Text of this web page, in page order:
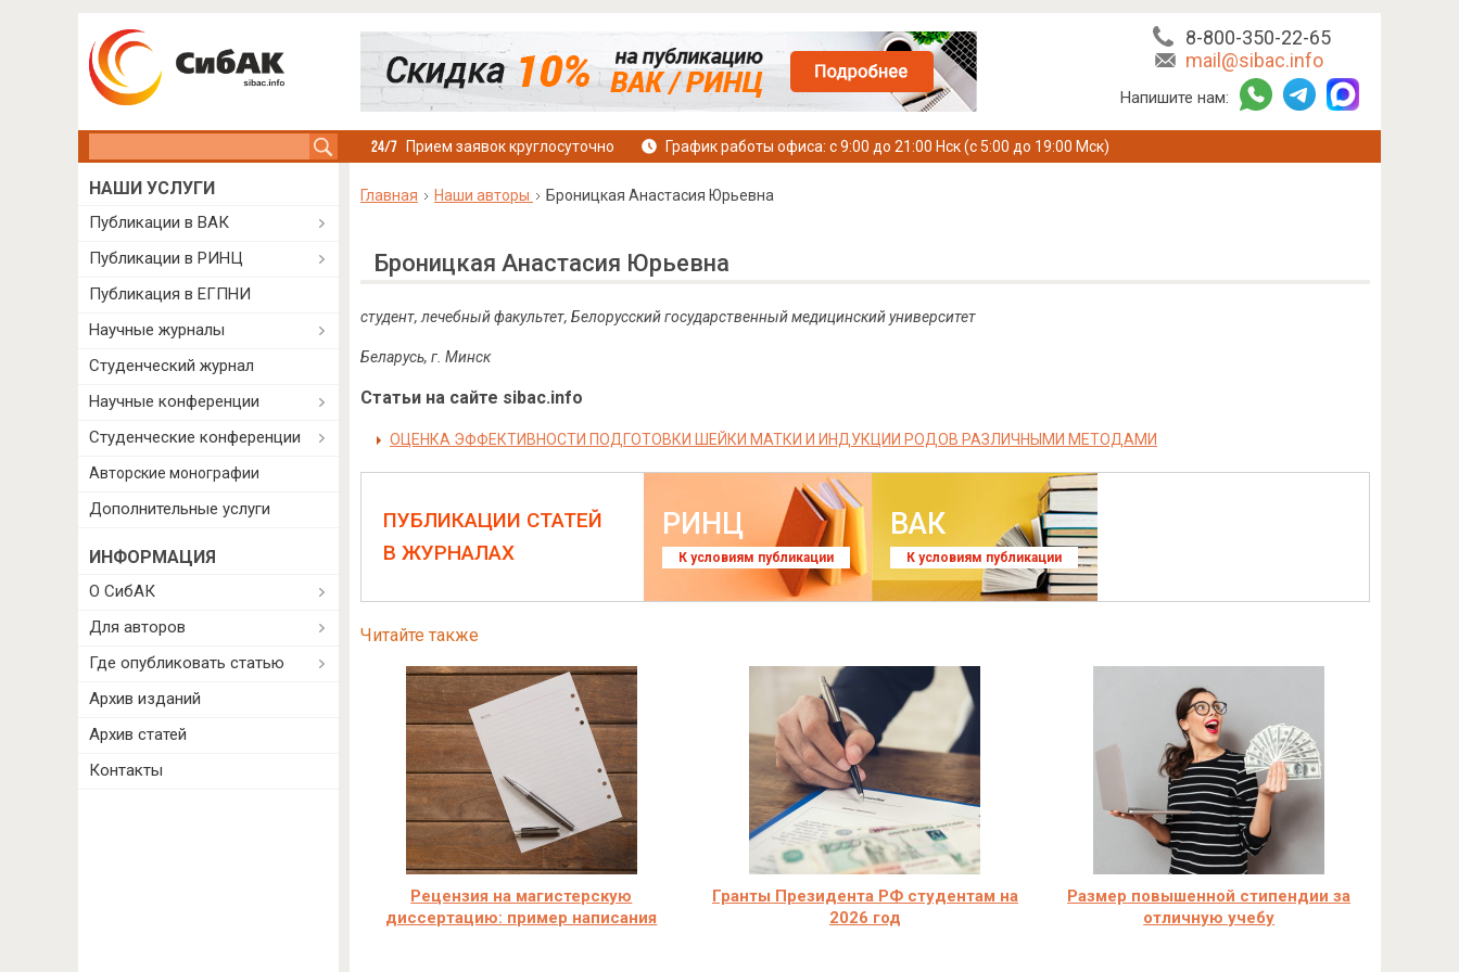
8-800-350-22-65
mail@sibac.info
Напишите нам:
Прием заявок круглосуточно График работы офиса: с 9:00 до 21:00 Нск (с 5:00 до 19:00 Мск)
Главная Наши авторы Броницкая Анастасия Юрьевна
Броницкая Анастасия Юрьевна
студент, лечебный факультет, Белорусский государственный медицинский университет
Беларусь, г. Минск
Статьи на сайте sibac.info
ОЦЕНКА ЭФФЕКТИВНОСТИ ПОДГОТОВКИ ШЕЙКИ МАТКИ И ИНДУКЦИИ РОДОВ РАЗЛИЧНЫМИ МЕТОДАМИ
ПУБЛИКАЦИИ СТАТЕЙ
В ЖУРНАЛАХ
РИНЦ
К условиям публикации
ВАК
К условиям публикации
Читайте также
Рецензия на магистерскую
диссертацию: пример написания
Гранты Президента РФ студентам на
2026 год
Размер повышенной стипендии за
отличную учебу
НАШИ УСЛУГИ
Публикации в ВАК
Публикации в РИНЦ
Публикация в ЕГПНИ
Научные журналы
Студенческий журнал
Научные конференции
Студенческие конференции
Авторские монографии
Дополнительные услуги
ИНФОРМАЦИЯ
О СибАК
Для авторов
Где опубликовать статью
Архив изданий
Архив статей
Контакты